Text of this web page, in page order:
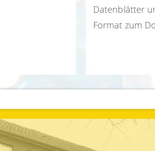
Datenblätter
Format zum